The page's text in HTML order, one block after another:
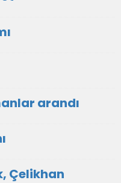
arandı
Çelikhan